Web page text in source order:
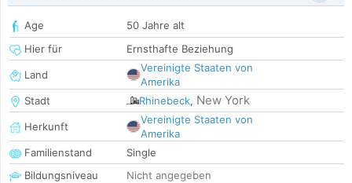
Age
50 Jahre alt
Hier für
Ernsthafte Beziehung
Land
Vereinigte Staaten von
Amerika
Stadt
Rhinebeck, New York
Herkunft
Vereinigte Staaten von
Amerika
Familienstand
Single
Bildungsniveau
Nicht angegeben